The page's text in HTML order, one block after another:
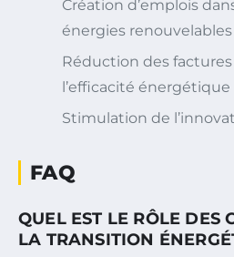
Création d’emplois
énergies renouvelables
Réduction des factures
l’efficacité énergétique
Stimulation de
FAQ
QUEL EST LE RÔLE DES
LA TRANSITION